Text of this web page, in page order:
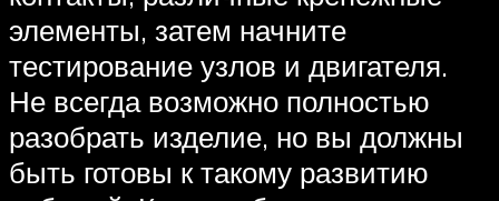
элементы, затем начните
тестирование узлов и двигателя.
Не всегда возможно полностью
разобрать изделие, но вы должны
быть готовы к такому развитию